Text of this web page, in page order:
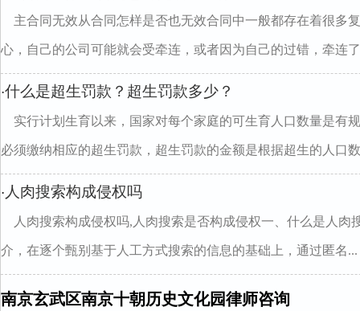
主合同无效从合同怎样是否也无效合同中一般都存在着很多
心，自己的公司可能就会受牵连，或者因为自己的过错，牵连
·什么是超生罚款？超生罚款多少？
实行计划生育以来，国家对每个家庭的可生育人口数量是有
必须缴纳相应的超生罚款，超生罚款的金额是根据超生的人口
· 人肉搜索构成侵权吗
人肉搜索构成侵权吗,人肉搜索是否构成侵权一、什么是人肉
介，在逐个甄别基于人工方式搜索的信息的基础上，通过匿名...
南京玄武区南京十朝历史文化园律师咨询